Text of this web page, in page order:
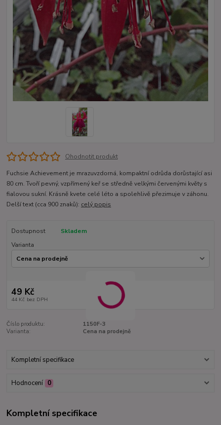
Ohodnotit produkt
Fuchsie Achievement je mrazuvzdorná, kompaktní odrůda dorůstající asi
80 cm. Tvoří pevný, vzpřímený keř se středně velkými červenými květy s
fialovou sukní. Krásně kvete celé léto a spolehlivě přezimuje v záhonu.
Delší text (cca 900 znaků): celý popis
Dostupnost
Skladem
Varianta
49 Kč
44 Kč bez DPH
Číslo produktu:
1150F-3
Varianta:
Cena na prodejně
Kompletní specifikace
Hodnocení 0
Kompletní specifikace